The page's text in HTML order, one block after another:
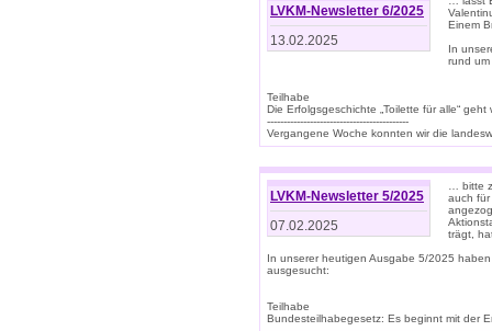
LVKM-Newsletter 6/2025
13.02.2025
Einem
In
rund
Teilhabe
Die Erfolgsgeschichte „Toilette für alle“
-------------------------------------------
Vergangene Woche konnten wir die
LVKM-Newsletter 5/2025
07.02.2025
… bitte
auch für
trägt,
In unserer heutigen Ausgabe 5/2025
ausgesucht:
Teilhabe
Bundesteilhabegesetz: Es beginnt mit der